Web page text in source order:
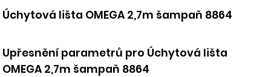
Úchytová lišta OMEGA 2,7m šampaň 8864
Upřesnění parametrů pro Úchytová lišta
OMEGA 2,7m šampaň 8864